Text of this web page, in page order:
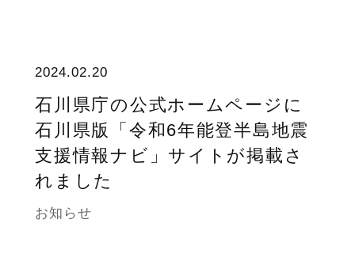
2024.02.20
石川県庁の公式ホームページに
石川県版「令和6年能登半島地震
支援情報ナビ」サイトが掲載さ
れました
お知らせ